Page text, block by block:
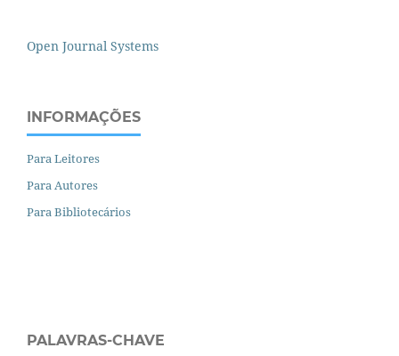
Open Journal Systems
INFORMAÇÕES
Para Leitores
Para Autores
Para Bibliotecários
PALAVRAS-CHAVE